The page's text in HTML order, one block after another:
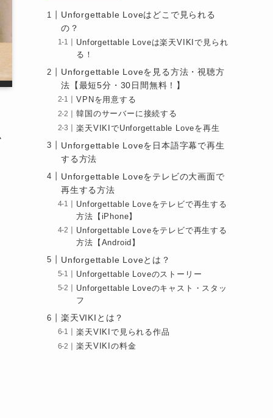
Unforgettable Loveはどこで見られる
の？
Unforgettable Loveは楽天VIKIで見られ
る！
Unforgettable Loveを見る方法・視聴方
法【最短5分・30日間無料！】
VPNを用意する
韓国のサーバーに接続する
楽天VIKIでUnforgettable Loveを再生
Unforgettable Loveを日本語字幕で再生
する方法
Unforgettable Loveをテレビの大画面で
再生する方法
Unforgettable Loveをテレビで再生する
方法【iPhone】
Unforgettable Loveをテレビで再生する
方法【Android】
Unforgettable Loveとは？
Unforgettable Loveのストーリー
Unforgettable Loveのキャスト・スタッ
フ
楽天VIKIとは？
楽天VIKIで見られる作品
楽天VIKIの料金